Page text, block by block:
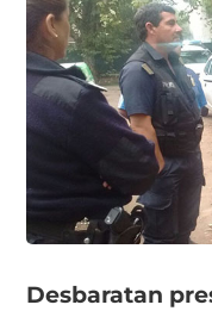
Desbaratan